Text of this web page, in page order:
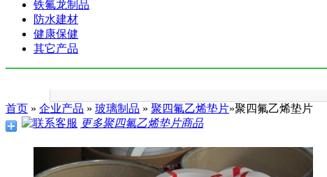
铁氟龙制品
防水建材
健康保健
其它产品
首页 » 企业产品 » 玻璃制品 » 聚四氟乙烯垫片»聚四氟乙烯垫片
更多聚四氟乙烯垫片商品